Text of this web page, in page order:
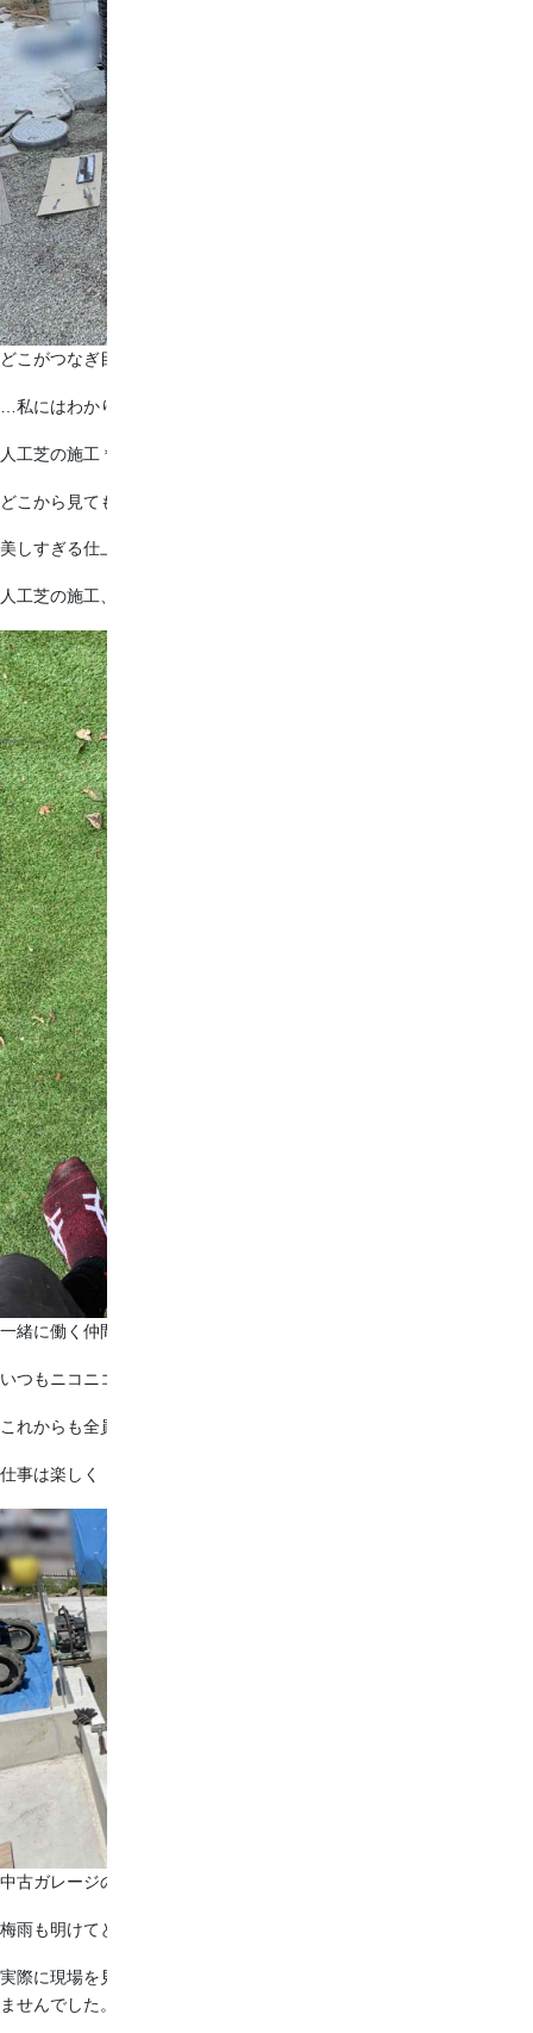
どこがつなぎ目かわかりますか？？？
…私にはわかりません！！！笑
人工芝の施工＊*
どこから見ても、どこにつなぎ目があるかわからない
美しすぎる仕上がりです！！
人工芝の施工、ぜひ弊社にお任せください♪
一緒に働く仲間が新しく加わりました✩
いつもニコニコ笑顔で頑張ってくれています☻
これからも全員で力を合わせて
仕事は楽しく！頑張ります♪
中古ガレージの移設＆土間打ちをしています。
梅雨も明けてとても暑い中、職人さんは頑張ってくれています！
実際に現場を見て、すごく綺麗！！と思いましたがこれで完成ではあり
ませんでした。